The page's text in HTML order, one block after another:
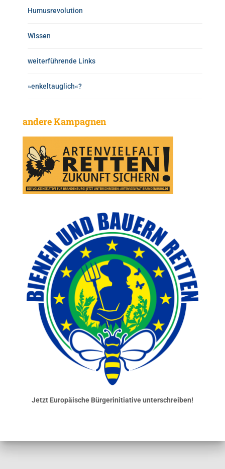
Humusrevolution
Wissen
weiterführende Links
»enkeltauglich«?
andere Kampagnen
Jetzt Europäische Bürgerinitiative unterschreiben!